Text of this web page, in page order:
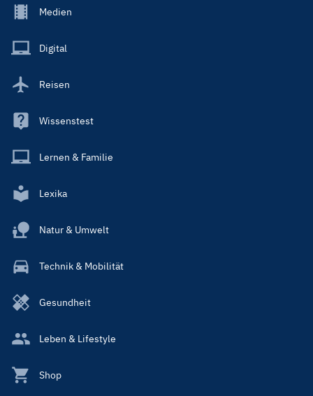
Footer
Main
Medien
Digital
Reisen
Wissenstest
Lernen & Familie
Lexika
Natur & Umwelt
Technik & Mobilität
Gesundheit
Leben & Lifestyle
Shop